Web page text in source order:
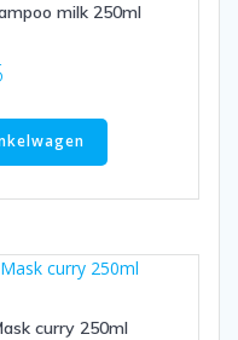
milk 250ml
curry 250ml